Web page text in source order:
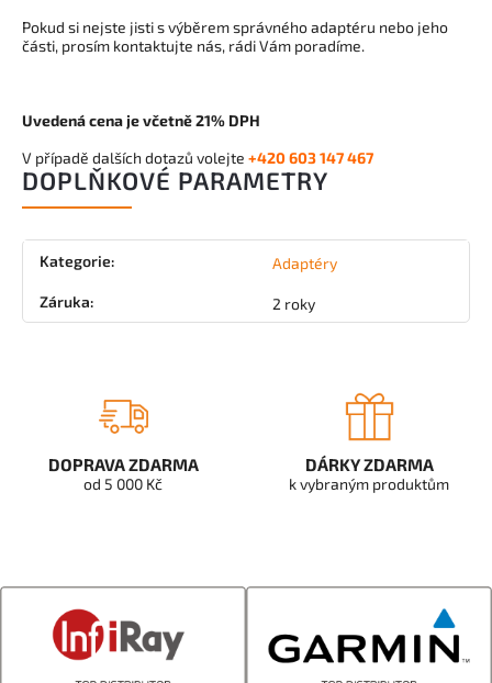
Pokud si nejste jisti s výběrem správného adaptéru nebo jeho
části, prosím kontaktujte nás, rádi Vám poradíme.
Uvedená cena je včetně 21% DPH
V případě dalších dotazů volejte +420 603 147 467
DOPLŇKOVÉ PARAMETRY
Kategorie: Adaptéry
Záruka: 2 roky
DOPRAVA ZDARMA
od 5 000 Kč
DÁRKY ZDARMA
k vybraným produktům